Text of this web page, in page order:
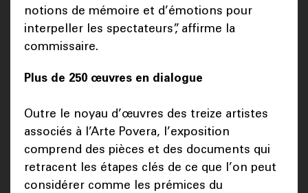
notions de mémoire et d’émotions pour
interpeller les spectateurs”, affirme la
commissaire.
Plus de 250 œuvres en dialogue
Outre le noyau d’œuvres des treize artistes
associés à l’Arte Povera, l’exposition
comprend des pièces et des documents qui
retracent les étapes clés de ce que l’on peut
considérer comme les prémices du